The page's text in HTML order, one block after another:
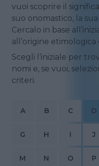
vuoi scoprire il
suo onomastico, la
Cercalo in base
all’origine etimologica
Scegli l’iniziale per
nomi e, se vuoi,
criteri.
A B C D
G H I J
M N O P